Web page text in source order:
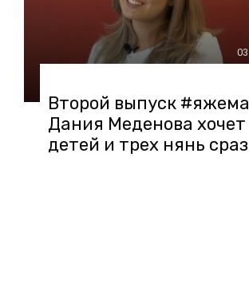
Второй выпуск
Дания Меденова
детей и трех нянь